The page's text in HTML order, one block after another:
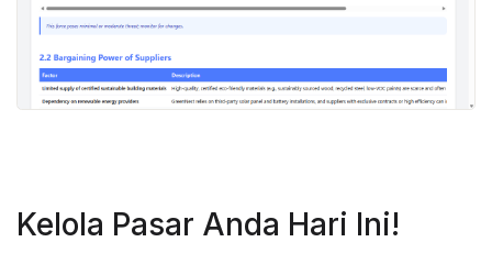
Kelola Pasar Anda Hari Ini!